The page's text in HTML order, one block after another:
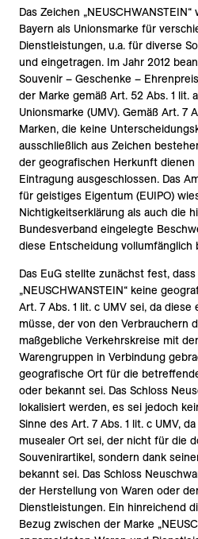
Das Zeichen
Bayern als Unionsmarke für
Dienstleistungen, u.a. für diverse
und eingetragen. Im Jahr 2012
Souvenir – Geschenke –
der Marke gemäß Art. 52 Abs. 1 lit.
Unionsmarke (UMV). Gemäß Art. 7
Marken, die keine
ausschließlich aus Zeichen
der geografischen Herkunft
Eintragung ausgeschlossen. Das
für geistiges Eigentum (EUIPO)
Nichtigkeitserklärung als auch die
Bundesverband eingelegte
diese Entscheidung vollumfänglich
Das EuG stellte zunächst fest,
„NEUSCHWANSTEIN“ keine
Art. 7 Abs. 1 lit. c UMV sei, da
müsse, der von den Verbrauchern
maßgebliche Verkehrskreise mit
Warengruppen in Verbindung
geografische Ort für die
oder bekannt sei. Das Schloss
lokalisiert werden, es sei jedoch
Sinne des Art. 7 Abs. 1 lit. c UMV,
musealer Ort sei, der nicht für die
Souvenirartikel, sondern dank
bekannt sei. Das Schloss
der Herstellung von Waren oder
Dienstleistungen. Ein hinreichend
Bezug zwischen der Marke